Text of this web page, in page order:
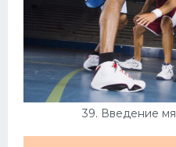
39. Введение